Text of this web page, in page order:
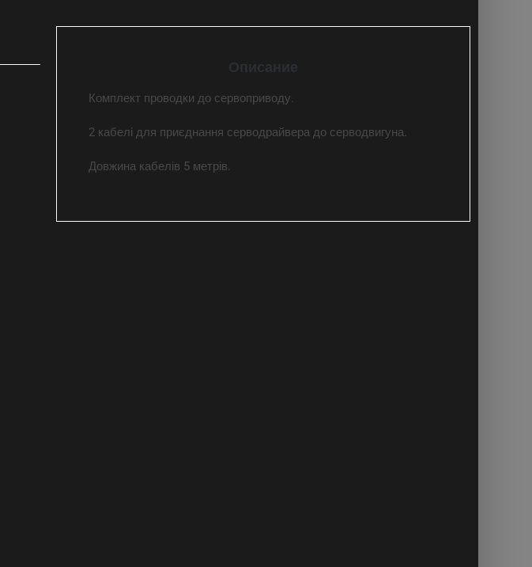
Описание
Комплект проводки до сервоприводу.
2 кабелі для приєднання серводрайвера до серводвигуна.
Довжина кабелів 5 метрів.